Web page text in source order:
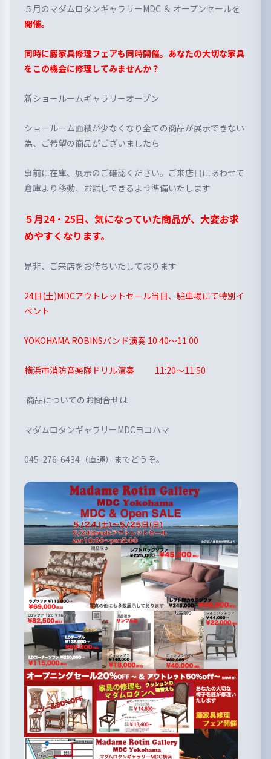
５月のマダムロタンギャラリーMDC ＆ オープンセールを
開催。
同時に籐家具修理フェアも同時開催。あなたの大切な家具
をこの機会に修理してみませんか？
新ショールームギャラリーオープン
ショールーム面積が少なくなり全ての商品が展示できない
為、ご希望の商品がございましたら
事前に在庫、展示のご確認ください。ご来店日にあわせて
倉庫より移動、お試しできるよう準備いたします
５月24・25日、 気になっていた商品が、大変お求
めやすくなります。
是非、ご来店をお待ちいたしております
24日(土)MDCアウトレットセール当日、駐車場にて特別イ
ベント
YOKOHAMA ROBINSバンド演奏 10:40〜11:00
横浜市消防音楽隊ドリル演奏 11:20〜11:50
商品についてのお問合せは
マダムロタンギャラリーMDCヨコハマ
045-276-6434（直通）までどうぞ。